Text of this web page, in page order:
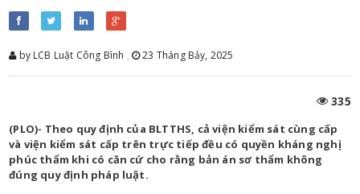
by LCB Luật Công Bình , 23 Tháng Bảy, 2025
335
(PLO)- Theo quy định của BLTTHS, cả viện kiểm sát cùng cấp
và viện kiểm sát cấp trên trực tiếp đều có quyền kháng nghị
phúc thẩm khi có căn cứ cho rằng bản án sơ thẩm không
đúng quy định pháp luật.